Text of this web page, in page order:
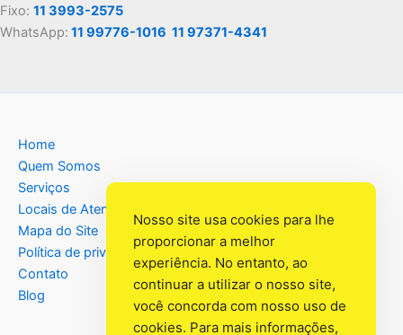
Fixo: 11 3993-2575
WhatsApp: 11 99776-1016 11 97371-4341
Home
Quem Somos
Serviços
Locais de Atendimento
Mapa do Site
Política de privacidade
Contato
Blog
Nosso site usa cookies para lhe
proporcionar a melhor
experiência. No entanto, ao
continuar a utilizar o nosso site,
você concorda com nosso uso de
cookies. Para mais informações,